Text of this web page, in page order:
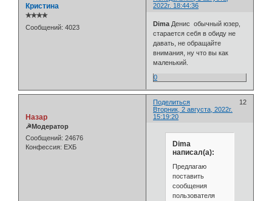
2022г. 18:44:36
Кристина
✯✯✯✯
Сообщений: 4023 Dima Денис обычный юзер,
старается себя в обиду не
давать, не обращайте
внимания, ну что вы как
маленький.
0
Поделиться
12
Вторник, 2 августа, 2022г.
15:19:20
Назар
☭Модератор
Сообщений: 24676
Конфессия: ЕХБ
Dima
написал(а):
Предлагаю
поставить
сообщения
пользователя